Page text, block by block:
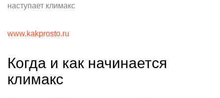
наступает климакс
www.kakprosto.ru
Когда и как начинается
климакс